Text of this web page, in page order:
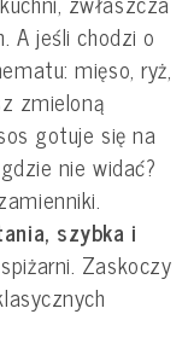
A jeśli chodzi o
mięso, ryż,
zmieloną
gotuje się na
nie widać?
szybka i
Zaskoczy